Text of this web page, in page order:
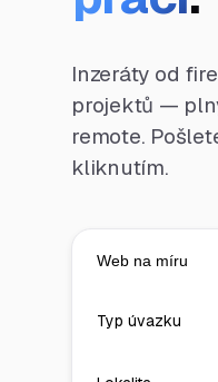
Inzeráty od
projektů —
remote.
kliknutím.